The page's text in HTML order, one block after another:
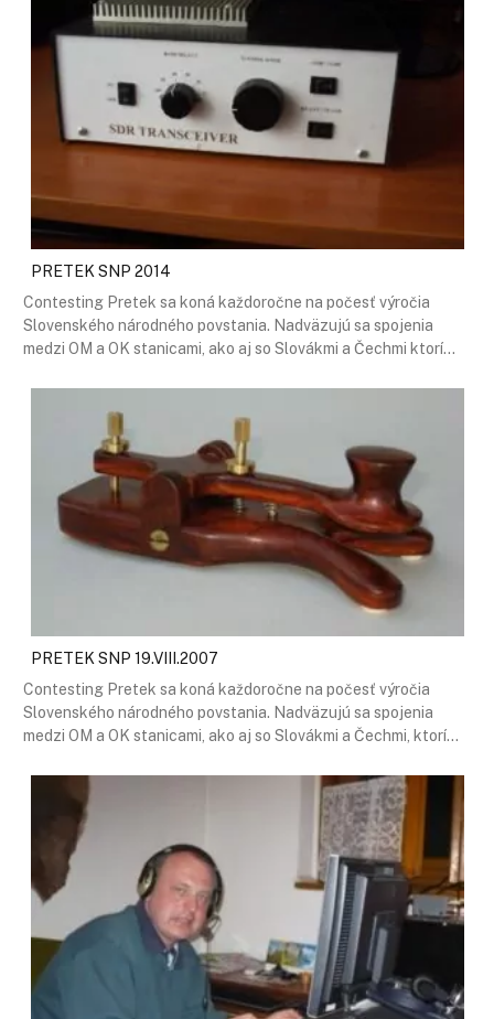
PRETEK SNP 2014
Contesting Pretek sa koná každoročne na počesť výročia
Slovenského národného povstania. Nadväzujú sa spojenia
medzi OM a OK stanicami, ako aj so Slovákmi a Čechmi ktorí…
PRETEK SNP 19.VIII.2007
Contesting Pretek sa koná každoročne na počesť výročia
Slovenského národného povstania. Nadväzujú sa spojenia
medzi OM a OK stanicami, ako aj so Slovákmi a Čechmi, ktorí…